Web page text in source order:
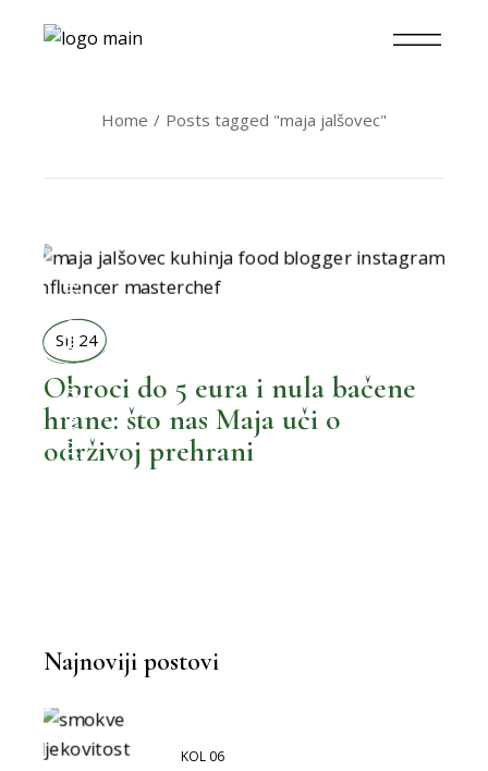
Home Posts tagged "maja jalšovec"
BOLJI ŽIVOT
MOŽEMO BOLJE
SIJ 24
Obroci do 5 eura i nula bačene
hrane: što nas Maja uči o
održivoj prehrani
Najnoviji postovi
KOL 06